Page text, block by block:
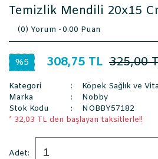
Temizlik Mendili 20x15
(0) Yorum -0.00 Puan
%5 308,75 TL 325,00
Kategori
Köpek Sağlık ve
Marka
Nobby
Stok Kodu
NOBBY57182
* 32,03 TL den başlayan taksitlerle!!
Adet: